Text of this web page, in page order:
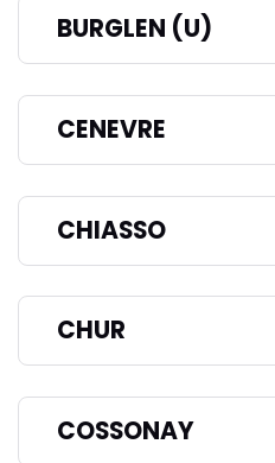
BURGLEN (U)
CENEVRE
CHIASSO
CHUR
COSSONAY